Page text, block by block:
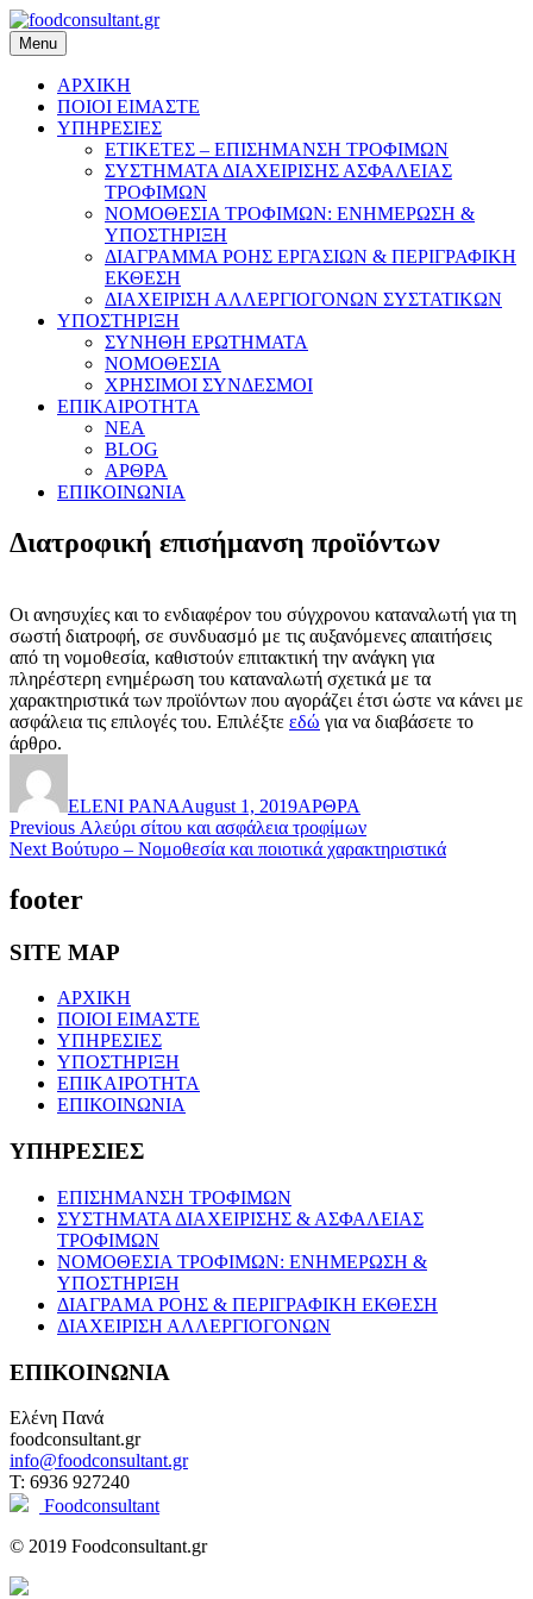
Skip
to
content
foodconsultant.gr
Menu
ΑΡΧΙΚΗ
ΠΟΙΟΙ ΕΙΜΑΣΤΕ
ΥΠΗΡΕΣΙΕΣ
ΕΤΙΚΕΤΕΣ – ΕΠΙΣΗΜΑΝΣΗ ΤΡΟΦΙΜΩΝ
ΣΥΣΤΗΜΑΤΑ ΔΙΑΧΕΙΡΙΣΗΣ ΑΣΦΑΛΕΙΑΣ
ΤΡΟΦΙΜΩΝ
ΝΟΜΟΘΕΣΙΑ ΤΡΟΦΙΜΩΝ: ΕΝΗΜΕΡΩΣΗ &
ΥΠΟΣΤΗΡΙΞΗ
ΔΙΑΓΡΑΜΜΑ ΡΟΗΣ ΕΡΓΑΣΙΩΝ & ΠΕΡΙΓΡΑΦΙΚΗ
ΕΚΘΕΣΗ
ΔΙΑΧΕΙΡΙΣΗ ΑΛΛΕΡΓΙΟΓΟΝΩΝ ΣΥΣΤΑΤΙΚΩΝ
ΥΠΟΣΤΗΡΙΞΗ
ΣΥΝΗΘΗ ΕΡΩΤΗΜΑΤΑ
ΝΟΜΟΘΕΣΙΑ
ΧΡΗΣΙΜΟΙ ΣΥΝΔΕΣΜΟΙ
ΕΠΙΚΑΙΡΟΤΗΤΑ
ΝΕΑ
BLOG
ΑΡΘΡΑ
ΕΠΙΚΟΙΝΩΝΙΑ
Διατροφική επισήμανση προϊόντων
Οι ανησυχίες και το ενδιαφέρον του σύγχρονου καταναλωτή για τη
σωστή διατροφή, σε συνδυασμό με τις αυξανόμενες απαιτήσεις
από τη νομοθεσία, καθιστούν επιτακτική την ανάγκη για
πληρέστερη ενημέρωση του καταναλωτή σχετικά με τα
χαρακτηριστικά των προϊόντων που αγοράζει έτσι ώστε να κάνει με
ασφάλεια τις επιλογές του. Επιλέξτε εδώ για να διαβάσετε το
άρθρο.
ELENI PANAAugust 1, 2019ΑΡΘΡΑ
Post
navigation
Previous Previous
post:
Αλεύρι σίτου και ασφάλεια τροφίμων
Next Next
Βούτυρο – Νομοθεσία και ποιοτικά χαρακτηριστικά
footer
SITE MAP
ΑΡΧΙΚΗ
ΠΟΙΟΙ ΕΙΜΑΣΤΕ
ΥΠΗΡΕΣΙΕΣ
ΥΠΟΣΤΗΡΙΞΗ
ΕΠΙΚΑΙΡΟΤΗΤΑ
ΕΠΙΚΟΙΝΩΝΙΑ
ΥΠΗΡΕΣΙΕΣ
ΕΠΙΣΗΜΑΝΣΗ ΤΡΟΦΙΜΩΝ
ΣΥΣΤΗΜΑΤΑ ΔΙΑΧΕΙΡΙΣΗΣ & ΑΣΦΑΛΕΙΑΣ
ΤΡΟΦΙΜΩΝ
ΝΟΜΟΘΕΣΙΑ ΤΡΟΦΙΜΩΝ: ΕΝΗΜΕΡΩΣΗ &
ΥΠΟΣΤΗΡΙΞΗ
ΔΙΑΓΡΑΜΑ ΡΟΗΣ & ΠΕΡΙΓΡΑΦΙΚΗ ΕΚΘΕΣΗ
ΔΙΑΧΕΙΡΙΣΗ ΑΛΛΕΡΓΙΟΓΟΝΩΝ
ΕΠΙΚΟΙΝΩΝΙΑ
Ελένη Πανά
foodconsultant.gr
info@foodconsultant.gr
T: 6936 927240
Foodconsultant
© 2019 Foodconsultant.gr